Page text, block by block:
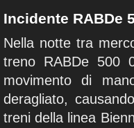
Incidente RABDe
Nella notte tra
treno RABDe 500
movimento di
deragliato,
treni della linea